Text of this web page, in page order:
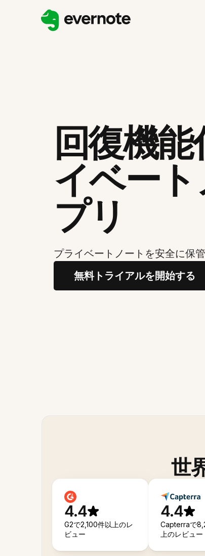
回復機
イベー
プリ
プライベートノートを安全に保
無料トライアルを開始する
世
4.4
G2で2,100件以上のレ
ビュー
4.4
Capterraで
上のレビュー